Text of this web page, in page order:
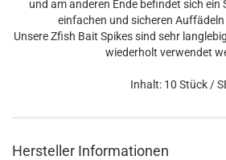
und am anderen Ende befindet sich ein
einfachen und sicheren
Unsere Zfish Bait Spikes sind sehr
wiederholt verwendet
Inhalt: 10 Stück /
Hersteller Informationen